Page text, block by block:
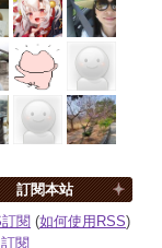
訂閱本站
閱 (如何使用RSS)
閱